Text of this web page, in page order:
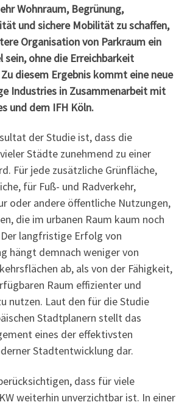
Wohnraum, Begrünung,
und sichere Mobilität zu schaffen,
Organisation von Parkraum ein
sein, ohne die Erreichbarkeit
diesem Ergebnis kommt eine neue
Industries in Zusammenarbeit mit
und dem IFH Köln.
der Studie ist, dass die
Städte zunehmend zu einer
Für jede zusätzliche Grünfläche,
für Fuß- und Radverkehr,
oder andere öffentliche Nutzungen,
die im urbanen Raum kaum noch
langfristige Erfolg von
hängt demnach weniger von
ab, als von der Fähigkeit,
Raum effizienter und
nutzen. Laut den für die Studie
Stadtplanern stellt das
eines der effektivsten
Stadtentwicklung dar.
dass für viele
weiterhin unverzichtbar ist. In einer